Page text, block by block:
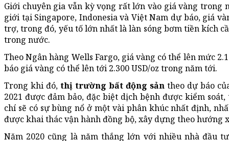
Giới chuyên gia vẫn kỳ vọng rất lớn vào giá vàng trong
giới tại Singapore, Indonesia và Việt Nam dự báo, giá
trợ, trong đó, yếu tố lớn nhất là làn sóng bơm tiền kích
trong nước.
Theo Ngân hàng Wells Fargo, giá vàng có thể lên mức
báo giá vàng có thể lên tới 2.300 USD/oz trong năm tới.
Trong khi đó,thị trường bất động sảntheo dự báo
2021 được đảm bảo, đặc biệt dịch bệnh được kiểm
chí sẽ có sự bùng nổ ở một vài phân khúc nhất định,
được khai thác vận hành đồng bộ, xây dựng theo hướng
Năm 2020 cũng là năm thắng lớn với nhiều nhà đầu